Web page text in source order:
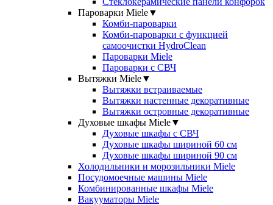
Пароварки Miele▼
Комби-пароварки
Комби-пароварки с функцией
самоочистки HydroClean
Пароварки Miele
Пароварки с СВЧ
Вытяжки Miele▼
Вытяжки встраиваемые
Вытяжки настенные декоративные
Вытяжки островные декоративные
Духовые шкафы Miele▼
Духовые шкафы с СВЧ
Духовые шкафы шириной 60 см
Духовые шкафы шириной 90 см
Холодильники и морозильники Miele
Посудомоечные машины Miele
Комбинированные шкафы Miele
Вакууматоры Miele